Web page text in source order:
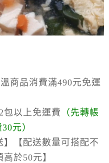
商品消費滿490元免運
包以上免運費 （先轉帳
元）
】【配送數量可搭配不
於50元】